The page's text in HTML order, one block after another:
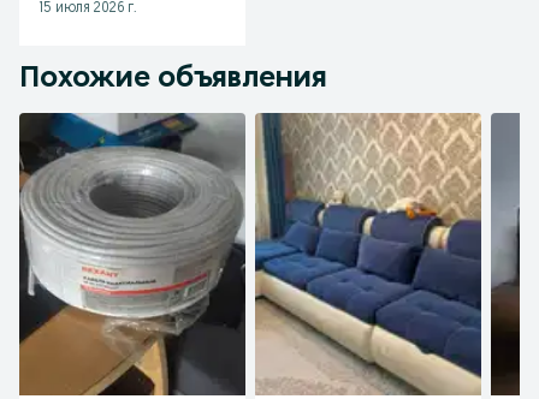
15 июля 2026 г.
Похожие объявления